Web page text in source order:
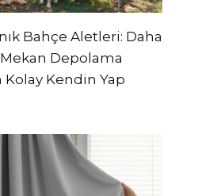
Bahçe Aletleri: Daha
Mekan Depolama
Kendin Yap